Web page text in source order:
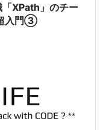
XPath」のチー
入門③